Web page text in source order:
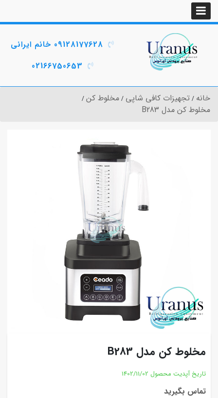
09128177628 خانم ایرانی
02166750653
خانه تجهیزات کافی شاپی مخلوط کن
مخلوط کن مدل B283
مخلوط کن مدل B283
تاریخ آپدیت محصول 1402/11/02
تماس بگیرید